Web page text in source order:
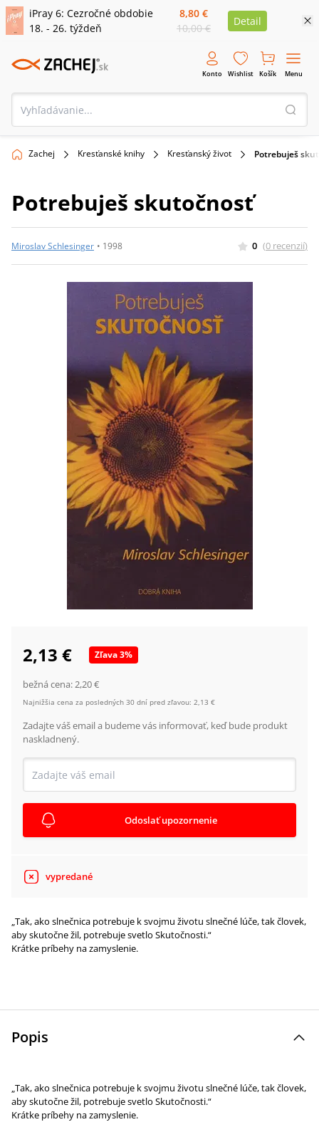
iPray 6: Cezročné obdobie
18. - 26. týždeň
8,80 €
10,00 €
Detail
Konto Wishlist Košík Menu
Zachej Kresťanské knihy Kresťanský život Potrebuješ
Potrebuješ skutočnosť
Miroslav Schlesinger • 1998 0 (0 recenzií)
2,13 € Zľava3%
bežná cena:2,20 €
Najnižšia cena za posledných 30 dní pred zľavou: 2,13 €
Zadajte váš email a budeme vás informovať, keď bude produkt
naskladnený.
Odoslať upozornenie
vypredané
„Tak, ako slnečnica potrebuje k svojmu životu slnečné lúče, tak človek,
aby skutočne žil, potrebuje svetlo Skutočnosti.“
Krátke príbehy na zamyslenie.
Popis
„Tak, ako slnečnica potrebuje k svojmu životu slnečné lúče, tak človek,
aby skutočne žil, potrebuje svetlo Skutočnosti.“
Krátke príbehy na zamyslenie.